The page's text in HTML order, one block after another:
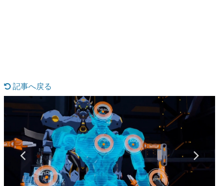
マンガ
女性向け
アプリレビュー
その他
電ファミニコゲーマーとは？
記事へ戻る